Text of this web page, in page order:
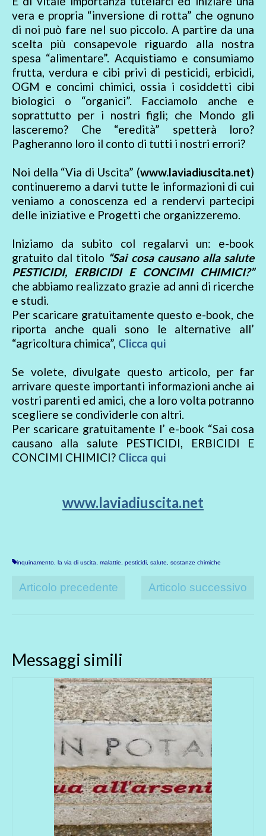
vera e propria “inversione di rotta” che ognuno
di noi può fare nel suo piccolo. A partire da una
scelta più consapevole riguardo alla nostra
spesa “alimentare”. Acquistiamo e consumiamo
frutta, verdura e cibi privi di pesticidi, erbicidi,
OGM e concimi chimici, ossia i cosiddetti cibi
biologici o “organici”. Facciamolo anche e
soprattutto per i nostri figli; che Mondo gli
lasceremo? Che “eredità” spetterà loro?
Pagheranno loro il conto di tutti i nostri errori?
Noi della “Via di Uscita” (www.laviadiuscita.net)
continueremo a darvi tutte le informazioni di cui
veniamo a conoscenza ed a rendervi partecipi
delle iniziative e Progetti che organizzeremo.
Iniziamo da subito col regalarvi un: e-book
gratuito dal titolo “Sai cosa causano alla salute
PESTICIDI, ERBICIDI E CONCIMI CHIMICI?”
che abbiamo realizzato grazie ad anni di ricerche
e studi.
Per scaricare gratuitamente questo e-book, che
riporta anche quali sono le alternative all’
“agricoltura chimica”, Clicca qui
Se volete, divulgate questo articolo, per far
arrivare queste importanti informazioni anche ai
vostri parenti ed amici, che a loro volta potranno
scegliere se condividerle con altri.
Per scaricare gratuitamente l’ e-book “Sai cosa
causano alla salute PESTICIDI, ERBICIDI E
CONCIMI CHIMICI? Clicca qui
www.laviadiuscita.net
inquinamento, la via di uscita, malattie, pesticidi, salute, sostanze chimiche
Articolo precedente Articolo successivo
Messaggi simili